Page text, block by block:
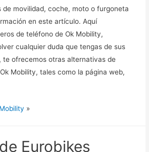
de movilidad, coche, moto o furgoneta
en este artículo. Aquí
de teléfono de Ok Mobility,
cualquier duda que tengas de sus
te ofrecemos otras alternativas de
Mobility, tales como la página web,
»
Eurobikes